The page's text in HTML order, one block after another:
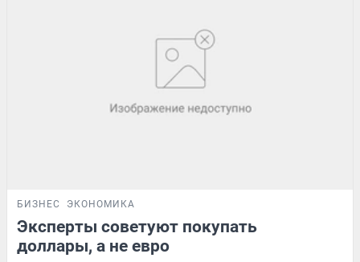
БИЗНЕС ЭКОНОМИКА
Эксперты советуют покупать
доллары, а не евро